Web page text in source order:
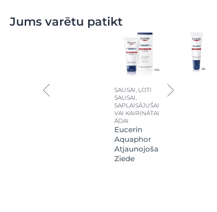
Jums varētu patikt
SAUSAI, ĻOTI
SAUSAI,
SAPLAISĀJUŠAI
VAI KAIRINĀTAI
ĀDAI
Eucerin
Aquaphor
Atjaunojoša
Ziede